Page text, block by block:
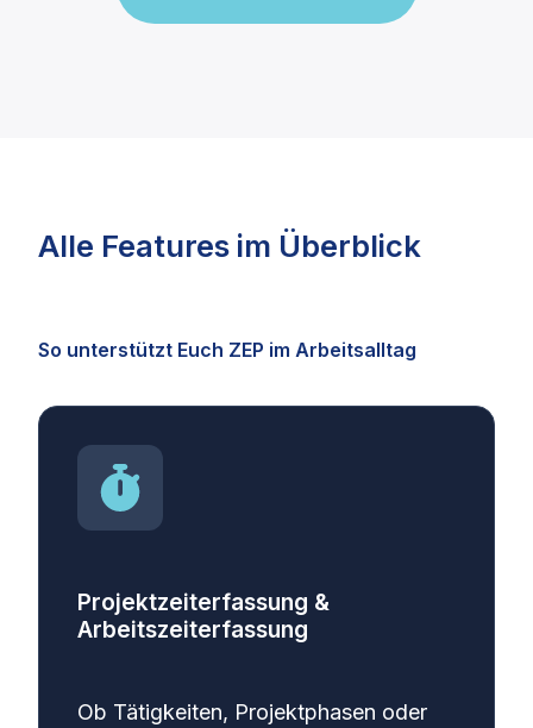
Alle Features im Überblick
So unterstützt Euch ZEP im Arbeitsalltag
Projektzeiterfassung &
Arbeitszeiterfassung
Ob Tätigkeiten, Projektphasen oder